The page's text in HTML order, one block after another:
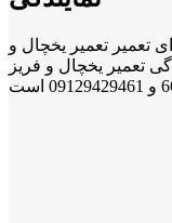
تعمیر تعمیر یخچال و
تعمیر یخچال و فریز